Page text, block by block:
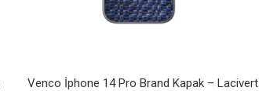
Venco İphone 14 Pro Brand Kapak – Lacivert